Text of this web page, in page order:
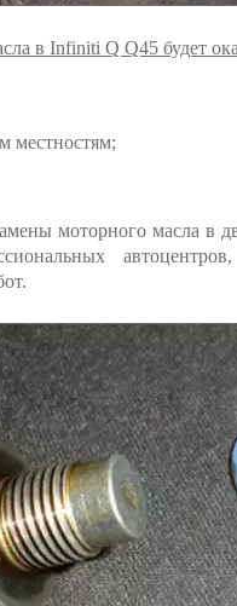
в Infiniti Q Q45 будет
местностям;
моторного масла в